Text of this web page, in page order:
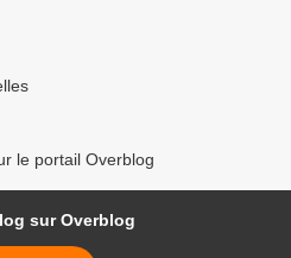
le portail Overblog
sur Overblog